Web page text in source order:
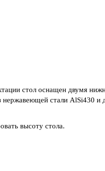
стол оснащен двумя
стали AlSi430 и
высоту стола.